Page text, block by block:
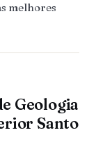
melhores
Geologia
Santo